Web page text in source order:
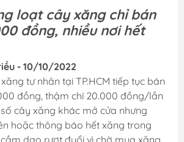
loạt cây xăng chỉ bán
đồng, nhiều nơi hết
- 10/10/2022
tư nhân tại TP.HCM tiếp tục bán
đồng, thậm chí 20.000 đồng/lần
cây xăng khác mở cửa nhưng
hoặc thông báo hết xăng trong
dao rượt đuổi vì chờ mua xăng